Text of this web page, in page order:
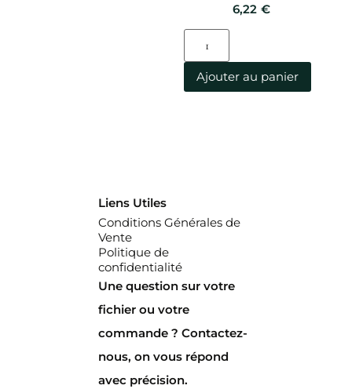
6,22 €
Ajouter au panier
Liens Utiles
Conditions Générales de
Vente
Politique de
confidentialité
Une question sur votre
fichier ou votre
commande ? Contactez-
nous, on vous répond
avec précision.